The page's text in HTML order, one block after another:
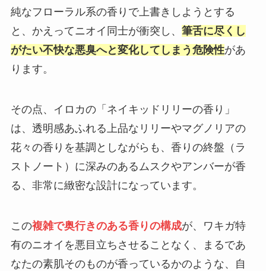
純なフローラル系の香りで上書きしようとする
と、かえってニオイ同士が衝突し、 筆舌に尽くし
がたい不快な悪臭へと変化してしまう危険性があ
ります。
その点、イロカの「ネイキッドリリーの香り」
は、透明感あふれる上品なリリーやマグノリアの
花々の香りを基調としながらも、香りの終盤（ラ
ストノート）に深みのあるムスクやアンバーが香
る、非常に緻密な設計になっています。
この複雑で奥行きのある香りの構成が、ワキガ特
有のニオイを悪目立ちさせることなく、まるであ
なたの素肌そのものが香っているかのような、自